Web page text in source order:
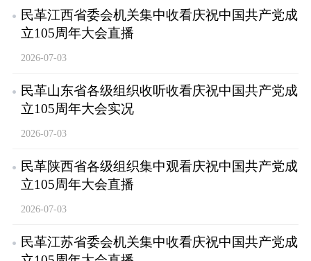
民革江西省委会机关集中收看庆祝中国共产党成
立105周年大会直播
2026-07-03
民革山东省各级组织收听收看庆祝中国共产党成
立105周年大会实况
2026-07-03
民革陕西省各级组织集中观看庆祝中国共产党成
立105周年大会直播
2026-07-03
民革江苏省委会机关集中收看庆祝中国共产党成